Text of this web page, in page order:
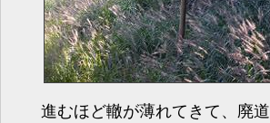
進むほど轍が薄れてきて、廃